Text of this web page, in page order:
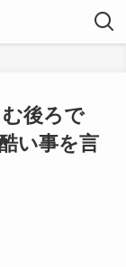
後ろで
い事を言